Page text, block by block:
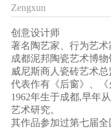
Zengxun
创意设计师
著名陶艺家、行为艺术
成都泥邦陶瓷艺术博物
威尼斯商人瓷砖艺术总
代表作有《后窗》、《
1962年生于成都,早年
艺术研究。
其作品参加过第七届